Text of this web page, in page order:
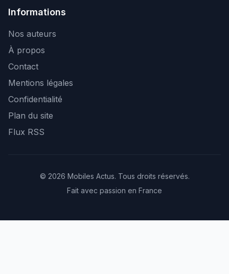
Informations
Nos auteurs
À propos
Contact
Mentions légales
Confidentialité
Plan du site
Flux RSS
© 2026 Mobiles Actus. Tous droits réservés.
Fait avec passion en France